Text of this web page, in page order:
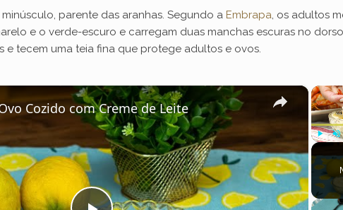
parente das aranhas. Segundo a Embrapa, os adultos
e o verde-escuro e carregam duas manchas escuras no
e tecem uma teia fina que protege adultos e ovos.
×
Cozido com Creme de Leite